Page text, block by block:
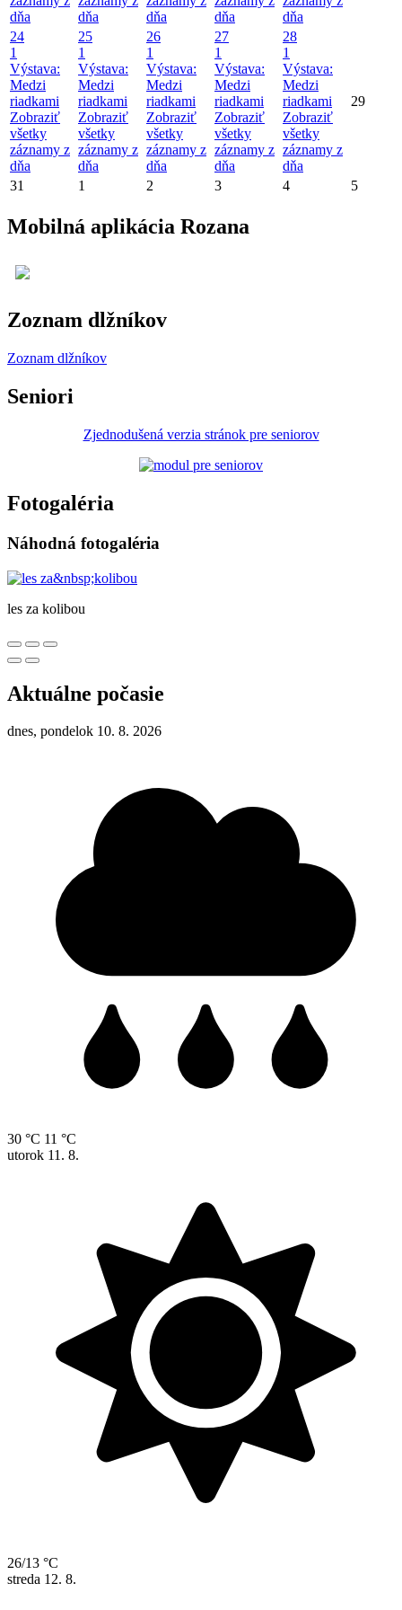
dňa
dňa
dňa
dňa
dňa
24
1
Výstava:
Medzi
riadkami
Zobraziť
všetky
záznamy z
dňa
25
1
Výstava:
Medzi
riadkami
Zobraziť
všetky
záznamy z
dňa
26
1
Výstava:
Medzi
riadkami
Zobraziť
všetky
záznamy z
dňa
27
1
Výstava:
Medzi
riadkami
Zobraziť
všetky
záznamy z
dňa
28
1
Výstava:
Medzi
riadkami
Zobraziť
všetky
záznamy z
dňa
29
31 1 2 3 4 5
Mobilná aplikácia Rozana
Zoznam dlžníkov
Zoznam dlžníkov
Seniori
Zjednodušená verzia stránok pre seniorov
Fotogaléria
Náhodná fotogaléria
les za kolibou
Aktuálne počasie
dnes, pondelok 10. 8. 2026
30 °C 11 °C
utorok 11. 8.
26/13 °C
streda 12. 8.